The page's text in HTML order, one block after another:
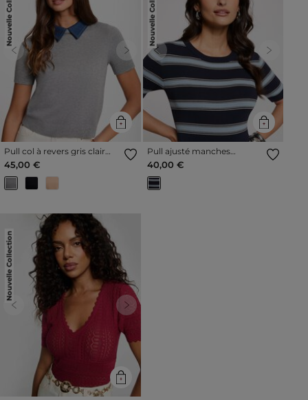
Previous Next
Pull col à revers gris clair
45,00 €
Previous Next
Pull ajusté manches
courtes bleu marine femme
40,00 €
Nouvelle Collection
Previous Next